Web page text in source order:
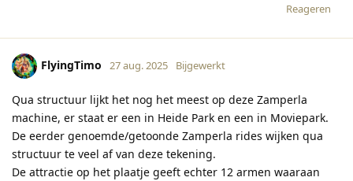
Reageren
FlyingTimo 27 aug. 2025 Bijgewerkt
Qua structuur lijkt het nog het meest op deze Zamperla
machine, er staat er een in Heide Park en een in Moviepark.
De eerder genoemde/getoonde Zamperla rides wijken qua
structuur te veel af van deze tekening.
De attractie op het plaatje geeft echter 12 armen waaraan